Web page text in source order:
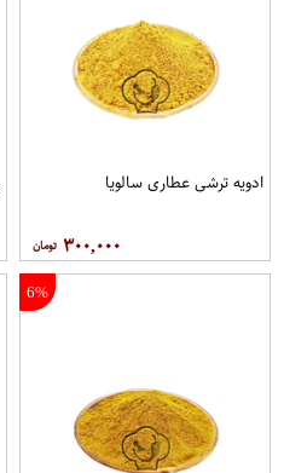
ادویه ترشی عطاری سالویا
۳۰۰,۰۰۰
6%